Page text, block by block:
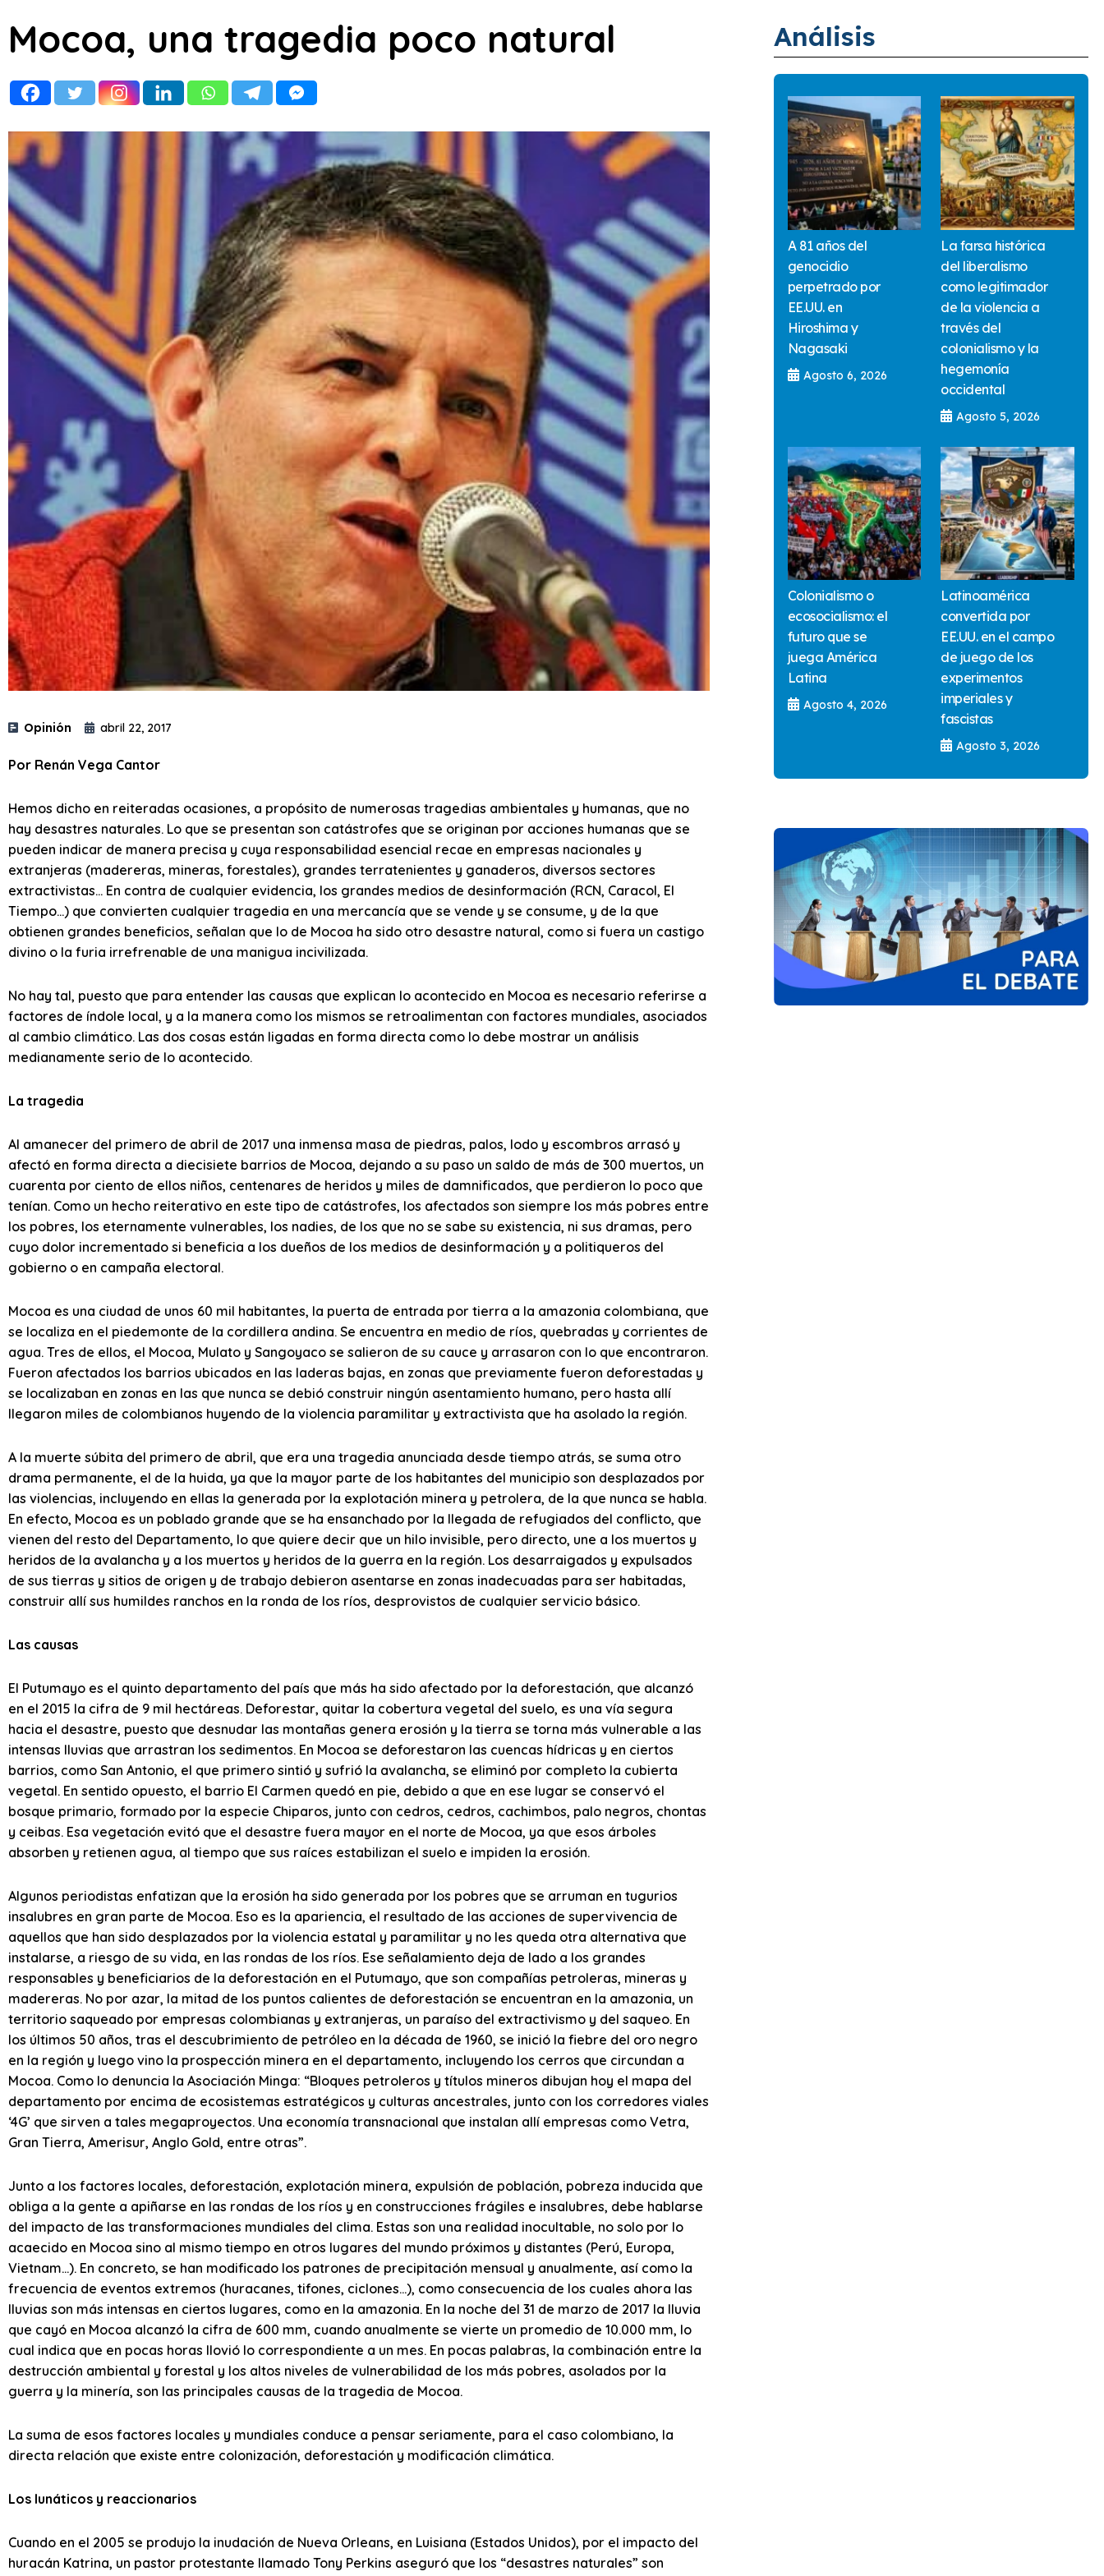
Mocoa, una tragedia poco natural
Opinión abril 22, 2017
Por Renán Vega Cantor
Hemos dicho en reiteradas ocasiones, a propósito de numerosas tragedias ambientales y humanas, que no
hay desastres naturales. Lo que se presentan son catástrofes que se originan por acciones humanas que se
pueden indicar de manera precisa y cuya responsabilidad esencial recae en empresas nacionales y
extranjeras (madereras, mineras, forestales), grandes terratenientes y ganaderos, diversos sectores
extractivistas… En contra de cualquier evidencia, los grandes medios de desinformación (RCN, Caracol, El
Tiempo…) que convierten cualquier tragedia en una mercancía que se vende y se consume, y de la que
obtienen grandes beneficios, señalan que lo de Mocoa ha sido otro desastre natural, como si fuera un castigo
divino o la furia irrefrenable de una manigua incivilizada.
No hay tal, puesto que para entender las causas que explican lo acontecido en Mocoa es necesario referirse a
factores de índole local, y a la manera como los mismos se retroalimentan con factores mundiales, asociados
al cambio climático. Las dos cosas están ligadas en forma directa como lo debe mostrar un análisis
medianamente serio de lo acontecido.
La tragedia
Al amanecer del primero de abril de 2017 una inmensa masa de piedras, palos, lodo y escombros arrasó y
afectó en forma directa a diecisiete barrios de Mocoa, dejando a su paso un saldo de más de 300 muertos, un
cuarenta por ciento de ellos niños, centenares de heridos y miles de damnificados, que perdieron lo poco que
tenían. Como un hecho reiterativo en este tipo de catástrofes, los afectados son siempre los más pobres entre
los pobres, los eternamente vulnerables, los nadies, de los que no se sabe su existencia, ni sus dramas, pero
cuyo dolor incrementado si beneficia a los dueños de los medios de desinformación y a politiqueros del
gobierno o en campaña electoral.
Mocoa es una ciudad de unos 60 mil habitantes, la puerta de entrada por tierra a la amazonia colombiana, que
se localiza en el piedemonte de la cordillera andina. Se encuentra en medio de ríos, quebradas y corrientes de
agua. Tres de ellos, el Mocoa, Mulato y Sangoyaco se salieron de su cauce y arrasaron con lo que encontraron.
Fueron afectados los barrios ubicados en las laderas bajas, en zonas que previamente fueron deforestadas y
se localizaban en zonas en las que nunca se debió construir ningún asentamiento humano, pero hasta allí
llegaron miles de colombianos huyendo de la violencia paramilitar y extractivista que ha asolado la región.
A la muerte súbita del primero de abril, que era una tragedia anunciada desde tiempo atrás, se suma otro
drama permanente, el de la huida, ya que la mayor parte de los habitantes del municipio son desplazados por
las violencias, incluyendo en ellas la generada por la explotación minera y petrolera, de la que nunca se habla.
En efecto, Mocoa es un poblado grande que se ha ensanchado por la llegada de refugiados del conflicto, que
vienen del resto del Departamento, lo que quiere decir que un hilo invisible, pero directo, une a los muertos y
heridos de la avalancha y a los muertos y heridos de la guerra en la región. Los desarraigados y expulsados
de sus tierras y sitios de origen y de trabajo debieron asentarse en zonas inadecuadas para ser habitadas,
construir allí sus humildes ranchos en la ronda de los ríos, desprovistos de cualquier servicio básico.
Las causas
El Putumayo es el quinto departamento del país que más ha sido afectado por la deforestación, que alcanzó
en el 2015 la cifra de 9 mil hectáreas. Deforestar, quitar la cobertura vegetal del suelo, es una vía segura
hacia el desastre, puesto que desnudar las montañas genera erosión y la tierra se torna más vulnerable a las
intensas lluvias que arrastran los sedimentos. En Mocoa se deforestaron las cuencas hídricas y en ciertos
barrios, como San Antonio, el que primero sintió y sufrió la avalancha, se eliminó por completo la cubierta
vegetal. En sentido opuesto, el barrio El Carmen quedó en pie, debido a que en ese lugar se conservó el
bosque primario, formado por la especie Chiparos, junto con cedros, cedros, cachimbos, palo negros, chontas
y ceibas. Esa vegetación evitó que el desastre fuera mayor en el norte de Mocoa, ya que esos árboles
absorben y retienen agua, al tiempo que sus raíces estabilizan el suelo e impiden la erosión.
Algunos periodistas enfatizan que la erosión ha sido generada por los pobres que se arruman en tugurios
insalubres en gran parte de Mocoa. Eso es la apariencia, el resultado de las acciones de supervivencia de
aquellos que han sido desplazados por la violencia estatal y paramilitar y no les queda otra alternativa que
instalarse, a riesgo de su vida, en las rondas de los ríos. Ese señalamiento deja de lado a los grandes
responsables y beneficiarios de la deforestación en el Putumayo, que son compañías petroleras, mineras y
madereras. No por azar, la mitad de los puntos calientes de deforestación se encuentran en la amazonia, un
territorio saqueado por empresas colombianas y extranjeras, un paraíso del extractivismo y del saqueo. En
los últimos 50 años, tras el descubrimiento de petróleo en la década de 1960, se inició la fiebre del oro negro
en la región y luego vino la prospección minera en el departamento, incluyendo los cerros que circundan a
Mocoa. Como lo denuncia la Asociación Minga: “Bloques petroleros y títulos mineros dibujan hoy el mapa del
departamento por encima de ecosistemas estratégicos y culturas ancestrales, junto con los corredores viales
‘4G’ que sirven a tales megaproyectos. Una economía transnacional que instalan allí empresas como Vetra,
Gran Tierra, Amerisur, Anglo Gold, entre otras”.
Junto a los factores locales, deforestación, explotación minera, expulsión de población, pobreza inducida que
obliga a la gente a apiñarse en las rondas de los ríos y en construcciones frágiles e insalubres, debe hablarse
del impacto de las transformaciones mundiales del clima. Estas son una realidad inocultable, no solo por lo
acaecido en Mocoa sino al mismo tiempo en otros lugares del mundo próximos y distantes (Perú, Europa,
Vietnam…). En concreto, se han modificado los patrones de precipitación mensual y anualmente, así como la
frecuencia de eventos extremos (huracanes, tifones, ciclones…), como consecuencia de los cuales ahora las
lluvias son más intensas en ciertos lugares, como en la amazonia. En la noche del 31 de marzo de 2017 la lluvia
que cayó en Mocoa alcanzó la cifra de 600 mm, cuando anualmente se vierte un promedio de 10.000 mm, lo
cual indica que en pocas horas llovió lo correspondiente a un mes. En pocas palabras, la combinación entre la
destrucción ambiental y forestal y los altos niveles de vulnerabilidad de los más pobres, asolados por la
guerra y la minería, son las principales causas de la tragedia de Mocoa.
La suma de esos factores locales y mundiales conduce a pensar seriamente, para el caso colombiano, la
directa relación que existe entre colonización, deforestación y modificación climática.
Los lunáticos y reaccionarios
Cuando en el 2005 se produjo la inudación de Nueva Orleans, en Luisiana (Estados Unidos), por el impacto del
huracán Katrina, un pastor protestante llamado Tony Perkins aseguró que los “desastres naturales” son
Análisis
A 81 años del
genocidio
perpetrado por
EE.UU. en
Hiroshima y
Nagasaki
Agosto 6, 2026
La farsa histórica
del liberalismo
como legitimador
de la violencia a
través del
colonialismo y la
hegemonía
occidental
Agosto 5, 2026
Colonialismo o
ecosocialismo: el
futuro que se
juega América
Latina
Agosto 4, 2026
Latinoamérica
convertida por
EE.UU. en el campo
de juego de los
experimentos
imperiales y
fascistas
Agosto 3, 2026